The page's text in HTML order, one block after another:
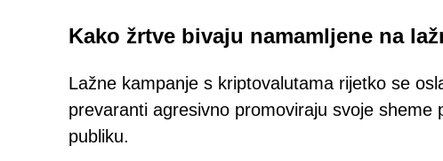
Kako žrtve bivaju namamljene na
Lažne kampanje s kriptovalutama rijetko se
prevaranti agresivno promoviraju svoje
publiku.